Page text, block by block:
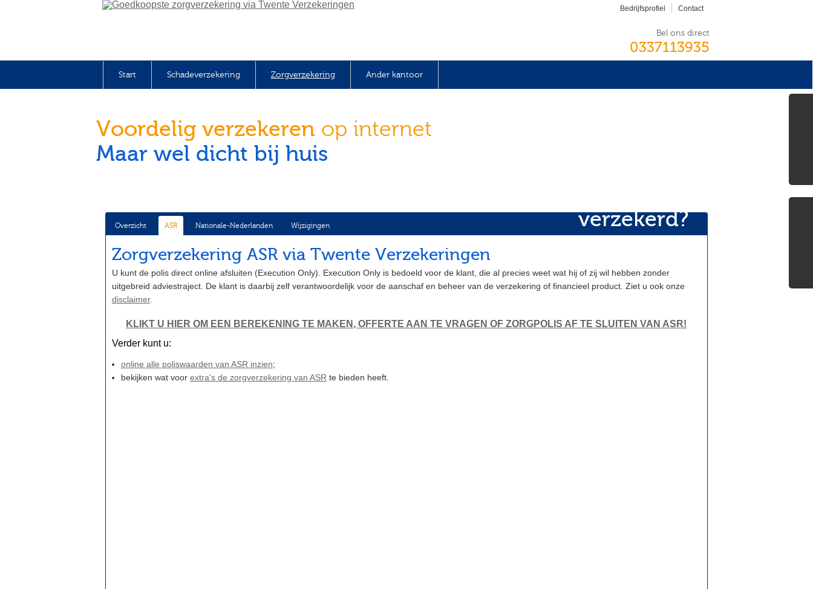
Bedrijfsprofiel Contact
Bel ons direct
0337113935
Start Schadeverzekering Zorgverzekering Ander kantoor
Voordelig verzekeren op internet
Maar wel dicht bij huis
verzekerd?
Overzicht ASR Nationale-Nederlanden Wijzigingen
Zorgverzekering ASR via Twente Verzekeringen
U kunt de polis direct online afsluiten (Execution Only). Execution Only is bedoeld voor de klant, die al precies weet wat hij of zij wil hebben zonder
uitgebreid adviestraject. De klant is daarbij zelf verantwoordelijk voor de aanschaf en beheer van de verzekering of financieel product. Ziet u ook onze
disclaimer.
KLIKT U HIER OM EEN BEREKENING TE MAKEN, OFFERTE AAN TE VRAGEN OF ZORGPOLIS AF TE SLUITEN VAN ASR!
Verder kunt u:
online alle poliswaarden van ASR inzien;
bekijken wat voor extra's de zorgverzekering van ASR te bieden heeft.